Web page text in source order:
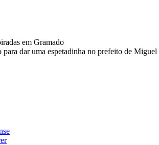
dar uma espetadinha no prefeito de